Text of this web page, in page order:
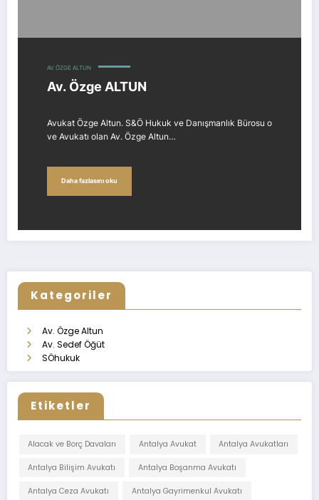
AV. ÖZGE ALTUN
Av. Özge ALTUN
Avukat Özge Altun. S&Ö Hukuk ve Danışmanlık Bürosu o
ve Avukatı olan Av. Özge Altun…
Daha fazlasını oku
Kategoriler
Av. Özge Altun
Av. Sedef Öğüt
SÖhukuk
Etiketler
Alacak ve Borç Davaları Antalya Avukat Antalya Avukatları
Antalya Bilişim Avukatı Antalya Boşanma Avukatı
Antalya Ceza Avukatı Antalya Gayrimenkul Avukatı